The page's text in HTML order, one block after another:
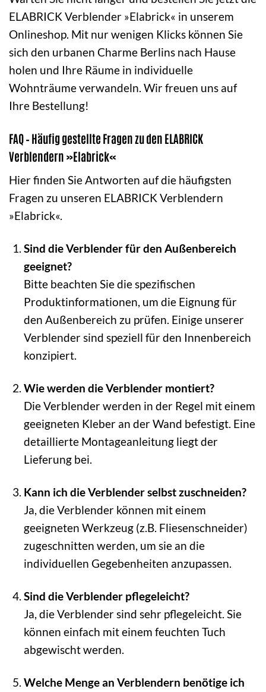
ELABRICK Verblender »Elabrick« in unserem
Onlineshop. Mit nur wenigen Klicks können Sie
sich den urbanen Charme Berlins nach Hause
holen und Ihre Räume in individuelle
Wohnträume verwandeln. Wir freuen uns auf
Ihre Bestellung!
FAQ – Häufig gestellte Fragen zu den ELABRICK
Verblendern »Elabrick«
Hier finden Sie Antworten auf die häufigsten
Fragen zu unseren ELABRICK Verblendern
»Elabrick«.
Sind die Verblender für den Außenbereich
geeignet?
Bitte beachten Sie die spezifischen
Produktinformationen, um die Eignung für
den Außenbereich zu prüfen. Einige unserer
Verblender sind speziell für den Innenbereich
konzipiert.
Wie werden die Verblender montiert?
Die Verblender werden in der Regel mit einem
geeigneten Kleber an der Wand befestigt. Eine
detaillierte Montageanleitung liegt der
Lieferung bei.
Kann ich die Verblender selbst zuschneiden?
Ja, die Verblender können mit einem
geeigneten Werkzeug (z.B. Fliesenschneider)
zugeschnitten werden, um sie an die
individuellen Gegebenheiten anzupassen.
Sind die Verblender pflegeleicht?
Ja, die Verblender sind sehr pflegeleicht. Sie
können einfach mit einem feuchten Tuch
abgewischt werden.
Welche Menge an Verblendern benötige ich